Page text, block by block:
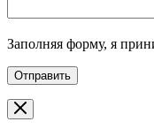
Заполняя форму, я